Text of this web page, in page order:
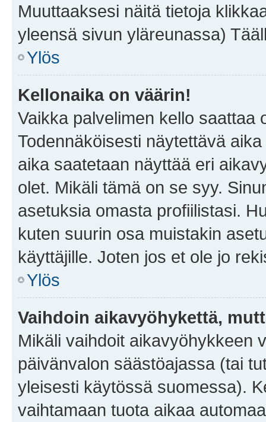
Muuttaaksesi näitä tietoja
yleensä sivun yläreunassa)
Ylös
Kellonaika on väärin!
Vaikka palvelimen kello saattaa
Todennäköisesti näytettävä
aika saatetaan näyttää eri
olet. Mikäli tämä on se syy.
asetuksia omasta profiilistasi.
kuten suurin osa muistakin
käyttäjille. Joten jos et ole jo
Ylös
Vaihdoin aikavyöhykettä,
Mikäli vaihdoit aikavyöhykkeen
päivänvalon säästöajassa (tai
yleisesti käytössä suomessa).
vaihtamaan tuota aikaa